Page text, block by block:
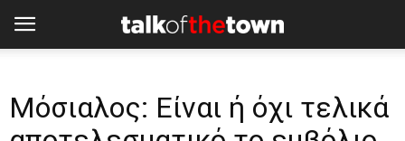
Μόσιαλος: Είναι ή όχι τελικά